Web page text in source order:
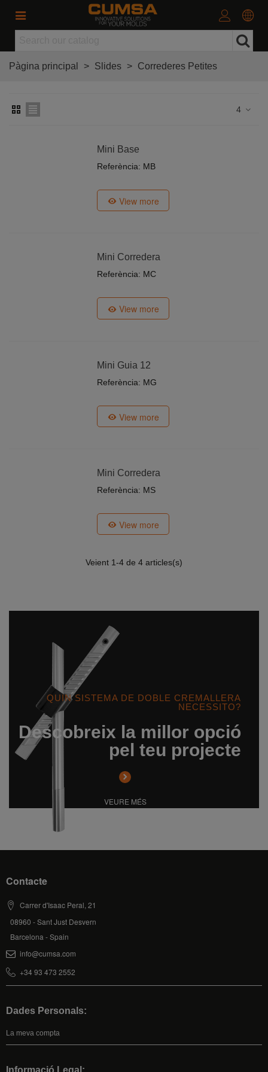
Pàgina principal > Slides > Correderes Petites
4
Mini Base
Referència: MB
View more
Mini Corredera
Referència: MC
View more
Mini Guia 12
Referència: MG
View more
Mini Corredera
Referència: MS
View more
Veient 1-4 de 4 articles(s)
QUIN SISTEMA DE DOBLE CREMALLERA
NECESSITO?
Descobreix la millor opció
pel teu projecte
VEURE MÉS
Contacte
Carrer d'Isaac Peral, 21
08960 - Sant Just Desvern
Barcelona - Spain
info@cumsa.com
+34 93 473 2552
Dades Personals:
La meva compta
Informació Legal: